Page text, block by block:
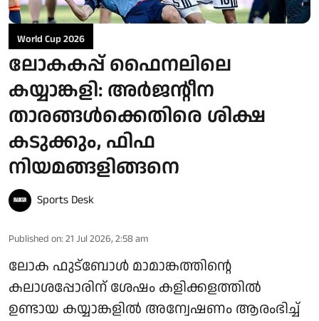
World Cup 2026
ലോകകപ്പ് ഫൈനലിലെ
കയ്യാങ്കളി: അർജന്റീന
താരങ്ങൾക്കെതിരെ ശിക്ഷ
കടുക്കും, ഫിഫ
നിയമങ്ങളിങ്ങനെ
Sports Desk
Published on: 21 Jul 2026, 2:58 am
ലോക ഫുട്‌ബോള്‍ മാമാങ്കത്തിന്റെ
കലാശപ്പോരിന് ശേഷം കളിക്കളത്തില്‍
ഉണ്ടായ കയ്യാങ്കളില്‍ അന്വേഷണം ആരംഭിച്ച്